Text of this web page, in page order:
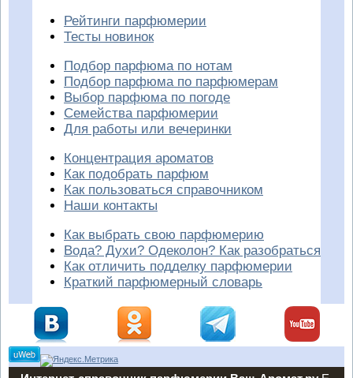
Рейтинги парфюмерии
Тесты новинок
Подбор парфюма по нотам
Подбор парфюма по парфюмерам
Выбор парфюма по погоде
Семейства парфюмерии
Для работы или вечеринки
Концентрация ароматов
Как подобрать парфюм
Как пользоваться справочником
Наши контакты
Как выбрать свою парфюмерию
Вода? Духи? Одеколон? Как разобраться
Как отличить подделку парфюмерии
Краткий парфюмерный словарь